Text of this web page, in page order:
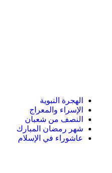
الهجرة النبوية
الإسراء والمعراج
النصف من شعبان
شهر رمضان المبارك
عاشوراء في الإسلام